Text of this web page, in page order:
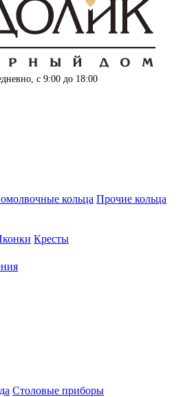
с 9:00 до 18:00
кольца Прочие кольца
Кресты
Столовые приборы